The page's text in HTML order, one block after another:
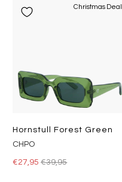
Christmas Deal
Hornstull Forest Green
CHPO
€27,95€39,95